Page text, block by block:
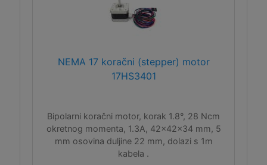
NEMA 17 koračni (stepper) motor
17HS3401
Bipolarni koračni motor, korak 1.8°, 28 Ncm
okretnog momenta, 1.3A, 42x42x34 mm, 5
mm osovina duljine 22 mm, dolazi s 1m
kabela .